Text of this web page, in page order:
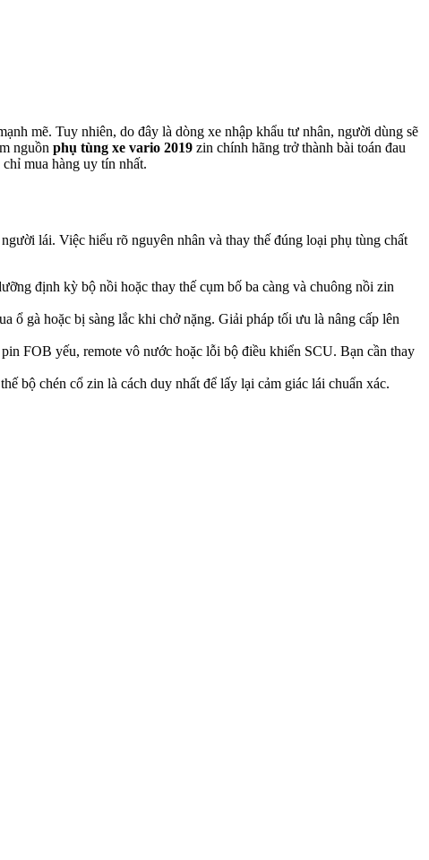
mẽ. Tuy nhiên, do đây là dòng xe nhập khẩu tư nhân, người dùng sẽ
nguồn phụ tùng xe vario 2019 zin chính hãng trở thành bài toán đau
mua hàng uy tín nhất.
lái. Việc hiểu rõ nguyên nhân và thay thế đúng loại phụ tùng chất
định kỳ bộ nồi hoặc thay thế cụm bố ba càng và chuông nồi zin
ổ gà hoặc bị sàng lắc khi chở nặng. Giải pháp tối ưu là nâng cấp lên
FOB yếu, remote vô nước hoặc lỗi bộ điều khiển SCU. Bạn cần thay
bộ chén cổ zin là cách duy nhất để lấy lại cảm giác lái chuẩn xác.